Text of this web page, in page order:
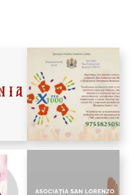
Apostolia Italia
Comunicati stampa
Gli Statuti e le leggi
Lettere pastorali
Biblioteca
Risorse multimediali
Opinioni Ortodosse
della”famiglia” della
diocesi